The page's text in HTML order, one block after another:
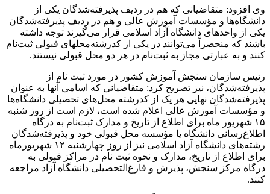
وی افزود: متقاضیانی که هم در ردیف پذیرفته‌شدگان یکی از
دانشگاه‌ها و مؤسسات آموزش عالی و هم در ردیف پذیرفته‌شدگان
یکی از واحدهای دانشگاه آزاد اسلامی قرار می‌گیرند توجه داشته
باشند که منحصراً می‌توانند در یکی از کدرشته‌محلهای قبولی ثبت‌نام
کنند و به عبارتی مجاز به ثبت‌نام در هر دو محل قبولی نیستند.
رئیس سازمان سنجش آموزش کشور در مورد ثبت نام از
پذیرفته‌شدگان، نیز تصریح کرد: متقاضیانی که اسامی آنها به عنوان
پذیرفته‌شدگان نهایی هر یک از کدرشته محل‌های تحصیلی دانشگاه‌ها
و مؤسسات آموزش عالی اعلام شده است، لازم است از روز شنبه
۱۵ شهریور ماه برای اطلاع از تاریخ و مدارک ثبت‌نام به درگاه
اطلاع‌رسانی دانشگاه یا مؤسسه محل قبولی خود و پذیرفته‌شدگان
رشته‌های دانشگاه آزاد اسلامی نیز از روز چهارشنبه ۱۲ شهریورماه
برای اطلاع از تاریخ، مدارک و نحوه ثبت نام در مراکز قبولی به
درگاه مرکز سنجش، پذیرش و فارغ‌التحصیلی دانشگاه آزاد مراجعه
کنند.